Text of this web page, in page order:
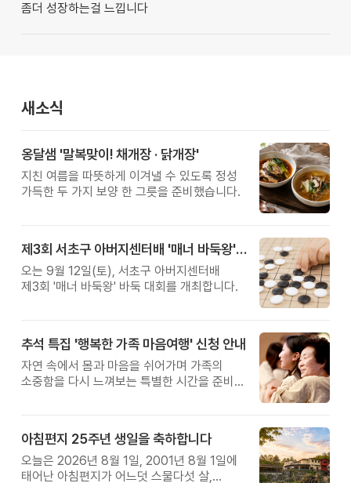
좀더 성장하는걸 느낍니다
새소식
옹달샘 '말복맞이! 채개장 · 닭개장'
지친 여름을 따뜻하게 이겨낼 수 있도록 정성
가득한 두 가지 보양 한 그릇을 준비했습니다.
제3회 서초구 아버지센터배 '매너 바둑왕' 대회
오는 9월 12일(토), 서초구 아버지센터배
제3회 '매너 바둑왕' 바둑 대회를 개최합니다.
추석 특집 '행복한 가족 마음여행' 신청 안내
자연 속에서 몸과 마음을 쉬어가며 가족의
소중함을 다시 느껴보는 특별한 시간을 준비해
아침편지 25주년 생일을 축하합니다
오늘은 2026년 8월 1일, 2001년 8월 1일에
태어난 아침편지가 어느덧 스물다섯 살,